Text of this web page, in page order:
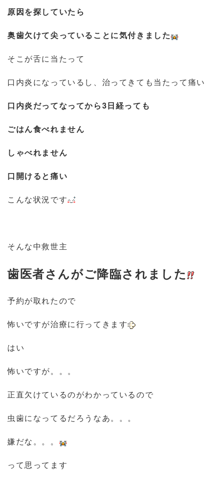
原因を探していたら
奥歯欠けて尖っていることに気付きました
そこが舌に当たって
口内炎になっているし、治ってきても当たって痛い
口内炎だってなってから3日経っても
ごはん食べれません
しゃべれません
口開けると痛い
こんな状況です
そんな中救世主
歯医者さんがご降臨されました
予約が取れたので
怖いですが治療に行ってきます
はい
怖いですが。。。
正直欠けているのがわかっているので
虫歯になってるだろうなあ。。。
嫌だな。。。
って思ってます